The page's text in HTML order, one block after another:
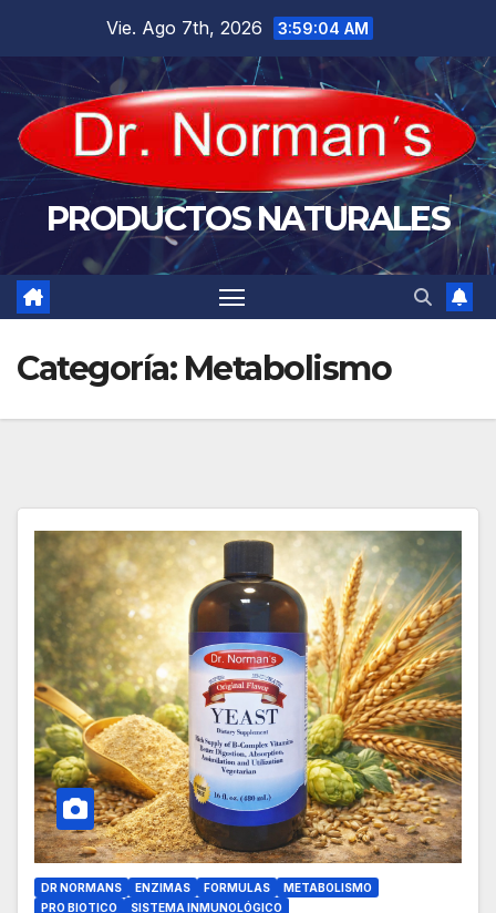
contenido
Vie. Ago 7th, 2026 3:59:05 AM
PRODUCTOS NATURALES
Categoría: Metabolismo
DR NORMANS ENZIMAS FORMULAS
METABOLISMO
PRO BIOTICO
SISTEMA INMUNOLÓGICO